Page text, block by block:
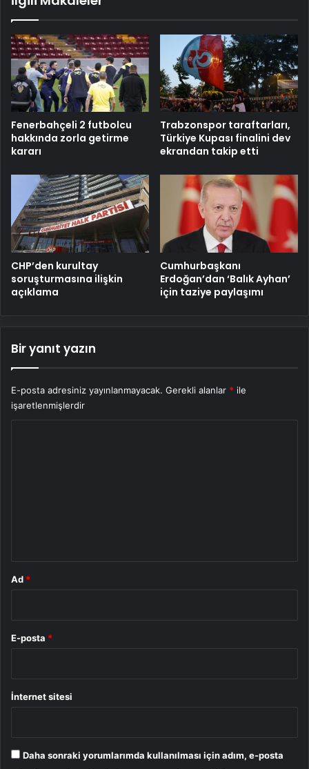
Fenerbahçeli 2 futbolcu
hakkında zorla getirme
kararı
Trabzonspor taraftarları,
Türkiye Kupası finalini dev
ekrandan takip etti
CHP’den kurultay
soruşturmasına ilişkin
açıklama
Cumhurbaşkanı
Erdoğan’dan ‘Balık Ayhan’
için taziye paylaşımı
Bir yanıt yazın
E-posta adresiniz yayınlanmayacak. Gerekli alanlar * ile
işaretlenmişlerdir
Ad *
E-posta *
İnternet sitesi
Daha sonraki yorumlarımda kullanılması için adım, e-posta